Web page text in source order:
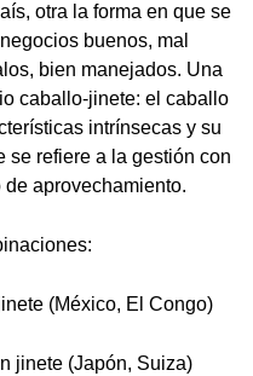
otra la forma en que se
buenos, mal
bien manejados. Una
caballo-jinete: el caballo
intrínsecas y su
se refiere a la gestión con
de aprovechamiento.
(México, El Congo)
jinete (Japón, Suiza)